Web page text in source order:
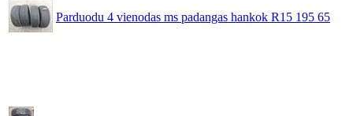
Parduodu 4 vienodas ms padangas hankok R15 195 65